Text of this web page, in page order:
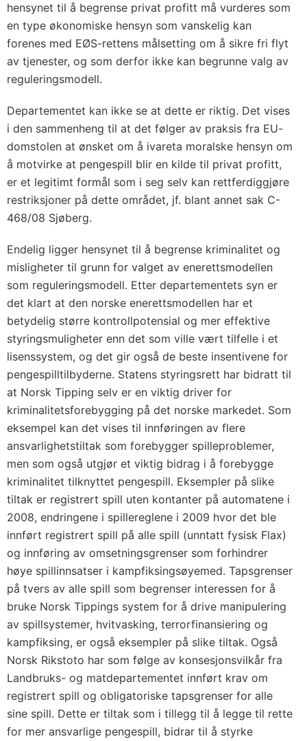
hensynet til å begrense privat profitt må vurderes som
en type økonomiske hensyn som vanskelig kan
forenes med EØS-rettens målsetting om å sikre fri flyt
av tjenester, og som derfor ikke kan begrunne valg av
reguleringsmodell.
Departementet kan ikke se at dette er riktig. Det vises
i den sammenheng til at det følger av praksis fra EU-
domstolen at ønsket om å ivareta moralske hensyn om
å motvirke at pengespill blir en kilde til privat profitt,
er et legitimt formål som i seg selv kan rettferdiggjøre
restriksjoner på dette området, jf. blant annet sak C-
468/08 Sjøberg.
Endelig ligger hensynet til å begrense kriminalitet og
misligheter til grunn for valget av enerettsmodellen
som reguleringsmodell. Etter departementets syn er
det klart at den norske enerettsmodellen har et
betydelig større kontrollpotensial og mer effektive
styringsmuligheter enn det som ville vært tilfelle i et
lisenssystem, og det gir også de beste insentivene for
pengespilltilbyderne. Statens styringsrett har bidratt til
at Norsk Tipping selv er en viktig driver for
kriminalitetsforebygging på det norske markedet. Som
eksempel kan det vises til innføringen av flere
ansvarlighetstiltak som forebygger spilleproblemer,
men som også utgjør et viktig bidrag i å forebygge
kriminalitet tilknyttet pengespill. Eksempler på slike
tiltak er registrert spill uten kontanter på automatene i
2008, endringene i spillereglene i 2009 hvor det ble
innført registrert spill på alle spill (unntatt fysisk Flax)
og innføring av omsetningsgrenser som forhindrer
høye spillinnsatser i kampfiksingsøyemed. Tapsgrenser
på tvers av alle spill som begrenser interessen for å
bruke Norsk Tippings system for å drive manipulering
av spillsystemer, hvitvasking, terrorfinansiering og
kampfiksing, er også eksempler på slike tiltak. Også
Norsk Rikstoto har som følge av konsesjonsvilkår fra
Landbruks- og matdepartementet innført krav om
registrert spill og obligatoriske tapsgrenser for alle
sine spill. Dette er tiltak som i tillegg til å legge til rette
for mer ansvarlige pengespill, bidrar til å styrke